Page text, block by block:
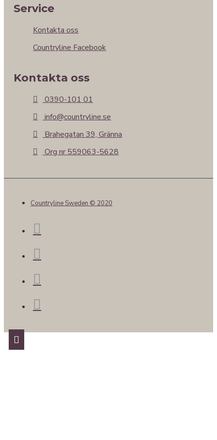
Service
Kontakta oss
Countryline Facebook
Kontakta oss
0390-101 01
info@countryline.se
Brahegatan 39, Gränna
Org nr 559063-5628
Countryline Sweden © 2020